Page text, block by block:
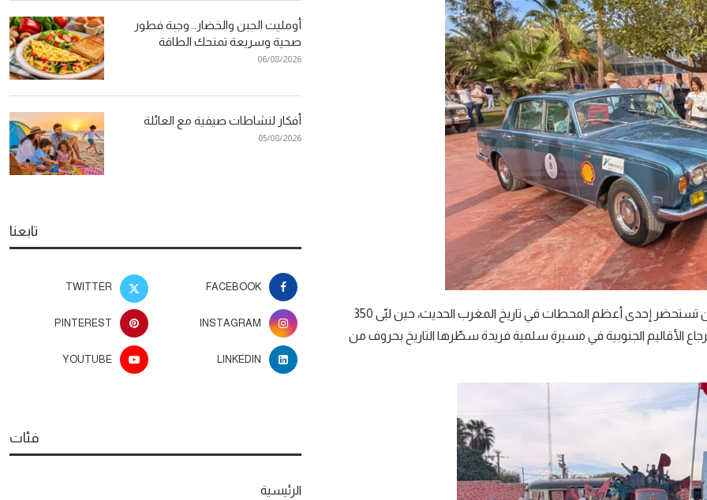
ويُعد رالي “طريق 75” أكثر من مجرد تظاهرة رياضية، فهو رحلة عبر الزمن تستحضر إحدى أعظم المحطات في تاريخ المغرب الحديث، حين لبّى 350
المغفور له جلالة الملك الحسن الثاني سنة 1975، لاسترجاع الأقاليم الجنوبية في مسيرة سلمية فريدة سطّرها التاريخ بحروف من
أومليت الجبن والخضار.. وجبة فطور
صحية وسريعة تمنحك الطاقة
06/08/2026
أفكار لنشاطات صيفية مع العائلة
05/08/2026
تابعنا
FACEBOOK
TWITTER
INSTAGRAM
PINTEREST
LINKEDIN
YOUTUBE
فئات
الرئيسية